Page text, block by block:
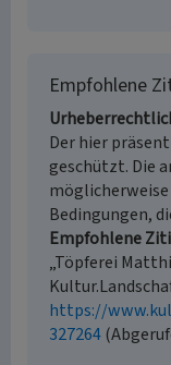
Empfohlene
Der hier
geschützt. Die
Bedingungen,
Empfohlene
„Töpferei
https://
327264